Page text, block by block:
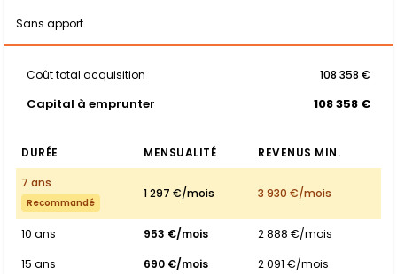
Sans apport
Coût total acquisition 108 358 €
Capital à emprunter 108 358 €
DURÉE MENSUALITÉ
REVENUS MIN.
7 ans
Recommandé
1 297 €/mois 3 930 €/mois
10 ans 953 €/mois
2 888 €/mois
15 ans
690 €/mois
2 091 €/mois